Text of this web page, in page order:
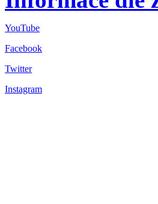
YouTube
Facebook
Twitter
Instagram